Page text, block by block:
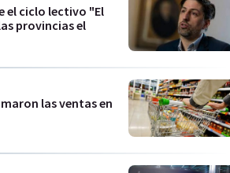
el ciclo lectivo "El
provincias el
las ventas en